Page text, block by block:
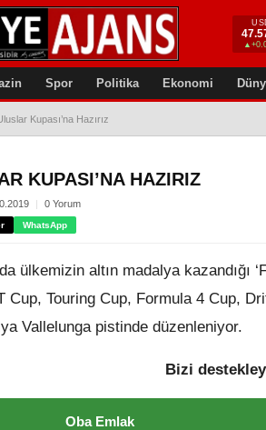
Spor Politika Ekonomi
Kupası’na Hazırız
KUPASI’NA HAZIRIZ
0 Yorum
WhatsApp
ülkemizin altın madalya kazandığı
Cup, Touring Cup, Formula 4 Cup,
Vallelunga pistinde düzenleniyor.
Bizi
Oba Emlak